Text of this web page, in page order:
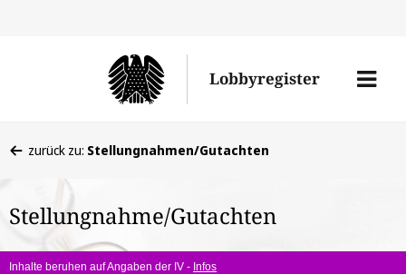
Lobbyregister
Menü
befinden
hier:
zurück zu: Stellungnahmen/Gutachten
Stellungnahme/Gutachten
Inhalte beruhen auf Angaben der IV - Infos